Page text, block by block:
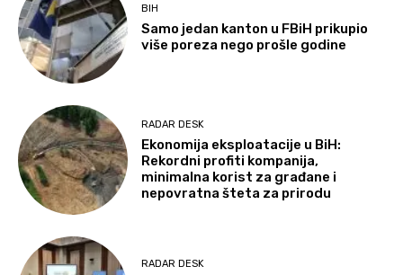
BIH
Samo jedan kanton u FBiH prikupio
više poreza nego prošle godine
RADAR DESK
Ekonomija eksploatacije u BiH:
Rekordni profiti kompanija,
minimalna korist za građane i
nepovratna šteta za prirodu
RADAR DESK